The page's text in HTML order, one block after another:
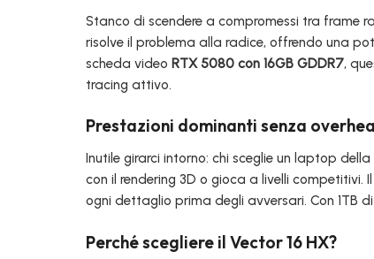
Stanco di scendere a compromessi tra frame
risolve il problema alla radice, offrendo una
scheda video RTX 5080 con 16GB GDDR7,
tracing attivo.
Prestazioni dominanti senza
Inutile girarci intorno: chi sceglie un laptop
con il rendering 3D o gioca a livelli competitivi.
ogni dettaglio prima degli avversari. Con 1TB
Perché scegliere il Vector 16 HX?